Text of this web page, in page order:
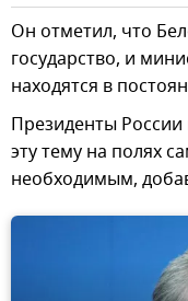
Он отметил, что
государство, и
находятся в
Президенты России
эту тему на полях
необходимым,